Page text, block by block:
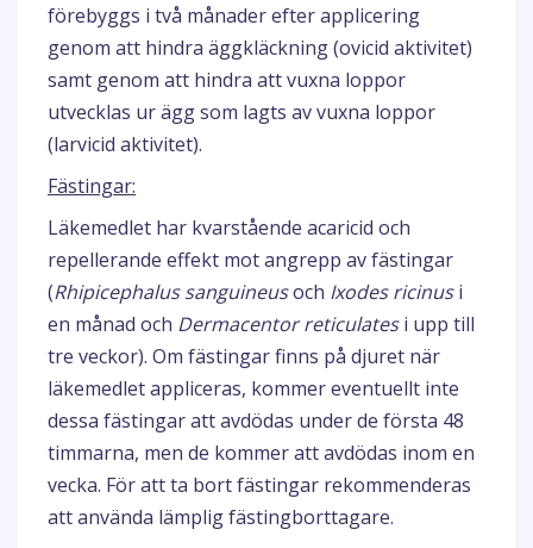
förebyggs i två månader efter applicering
genom att hindra äggkläckning (ovicid aktivitet)
samt genom att hindra att vuxna loppor
utvecklas ur ägg som lagts av vuxna loppor
(larvicid aktivitet).
Fästingar:
Läkemedlet har kvarstående acaricid och
repellerande effekt mot angrepp av fästingar
(Rhipicephalus sanguineusoch Ixodes ricinusi
en månad och Dermacentor reticulatesi upp till
tre veckor). Om fästingar finns på djuret när
läkemedlet appliceras, kommer eventuellt inte
dessa fästingar att avdödas under de första 48
timmarna, men de kommer att avdödas inom en
vecka. För att ta bort fästingar rekommenderas
att använda lämplig fästingborttagare.